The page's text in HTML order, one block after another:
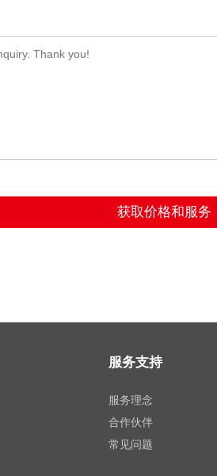
服务支持
服务理念
合作伙伴
常见问题